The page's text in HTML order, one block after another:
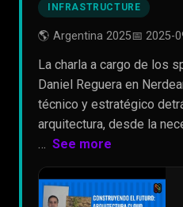
INFRASTRUCTURE
🌎 Argentina 2025📅 2025-
La charla a cargo de los
Daniel Reguera en
técnico y estratégico
arquitectura, desde la
… See more